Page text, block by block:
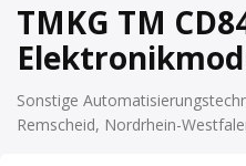
TMKG TM
Sonstige
Remscheid, Nordrhein-